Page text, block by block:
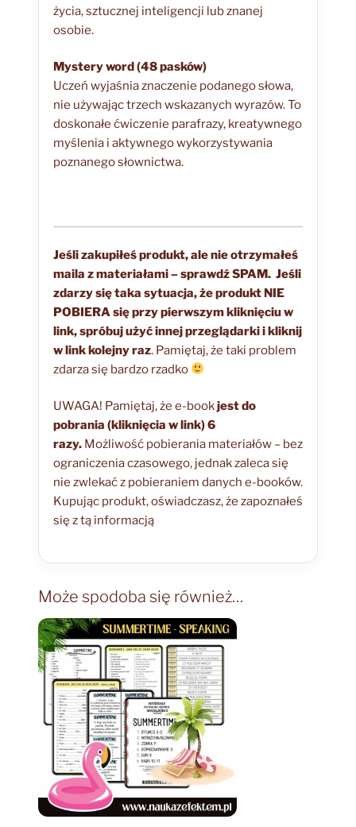
życia, sztucznej inteligencji lub znanej
osobie.
Mystery word (48 pasków)
Uczeń wyjaśnia znaczenie podanego słowa,
nie używając trzech wskazanych wyrazów. To
doskonałe ćwiczenie parafrazy, kreatywnego
myślenia i aktywnego wykorzystywania
poznanego słownictwa.
Jeśli zakupiłeś produkt, ale nie otrzymałeś
maila z materiałami – sprawdź SPAM. Jeśli
zdarzy się taka sytuacja, że produkt NIE
POBIERA się przy pierwszym kliknięciu w
link, spróbuj użyć innej przeglądarki i kliknij
w link kolejny raz. Pamiętaj, że taki problem
zdarza się bardzo rzadko
UWAGA! Pamiętaj, że e-bookjest do
pobrania (kliknięcia w link) 6
razy. Możliwość pobierania materiałów – bez
ograniczenia czasowego, jednak zaleca się
nie zwlekać z pobieraniem danych e-booków.
Kupując produkt, oświadczasz, że zapoznałeś
się z tą informacją
Może spodoba się również…